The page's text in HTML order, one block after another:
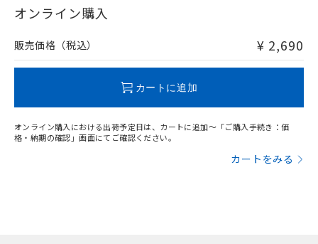
在庫等で未対応品が混在する可能性があります。
問い合わせください。
オンライン購入
販売価格（税込） ¥ 2,690
カートに追加
オンライン購入における出荷予定日は、カートに追加～「ご購入手続き：価
格・納期の確認」画面にてご確認ください。
カートをみる